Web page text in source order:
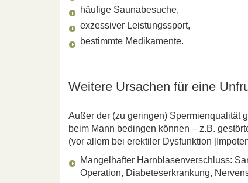
häufige Saunabesuche,
exzessiver Leistungssport,
bestimmte Medikamente.
Weitere Ursachen für eine
Außer der (zu geringen) Spermienqualität
beim Mann bedingen können – z.B.
(vor allem bei erektiler Dysfunktion
Mangelhafter Harnblasenverschluss:
Operation, Diabeteserkrankung,